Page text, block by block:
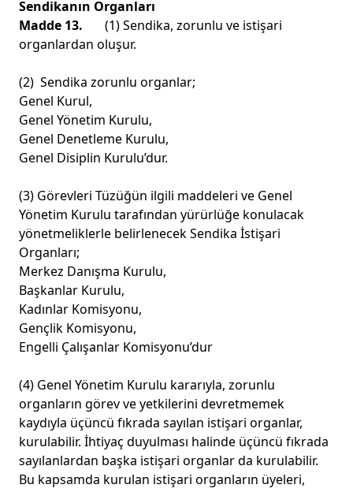
Sendikanın Organları
Madde 13. (1) Sendika, zorunlu ve istişari
organlardan oluşur.
(2) Sendika zorunlu organlar;
Genel Kurul,
Genel Yönetim Kurulu,
Genel Denetleme Kurulu,
Genel Disiplin Kurulu’dur.
(3) Görevleri Tüzüğün ilgili maddeleri ve Genel
Yönetim Kurulu tarafından yürürlüğe konulacak
yönetmeliklerle belirlenecek Sendika İstişari
Organları;
Merkez Danışma Kurulu,
Başkanlar Kurulu,
Kadınlar Komisyonu,
Gençlik Komisyonu,
Engelli Çalışanlar Komisyonu’dur
(4) Genel Yönetim Kurulu kararıyla, zorunlu
organların görev ve yetkilerini devretmemek
kaydıyla üçüncü fıkrada sayılan istişari organlar,
kurulabilir. İhtiyaç duyulması halinde üçüncü fıkrada
sayılanlardan başka istişari organlar da kurulabilir.
Bu kapsamda kurulan istişari organların üyeleri,